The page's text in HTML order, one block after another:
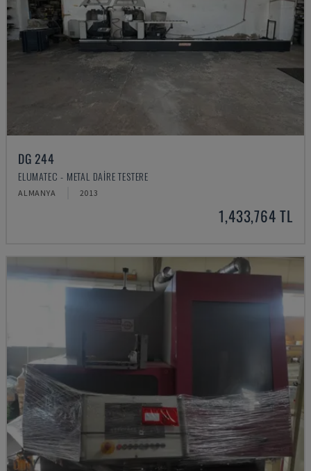
DG 244
ELUMATEC - METAL DAIRE TESTERE
ALMANYA 2013
1,433,764 TL